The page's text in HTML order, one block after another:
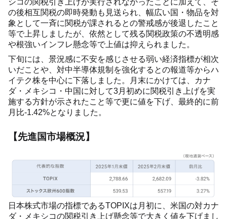
シコの関税引き上げが実行されなかったことに加えて、そ
の後相互関税の即時発動も見送られ、幅広い国・物品を対
象として一斉に関税が課されるとの警戒感が後退したこと
等で上昇しましたが、依然として残る関税政策の不透明感
や根強いインフレ懸念等で上値は抑えられました。
下旬には、景況感に不安を感じさせる弱い経済指標が相次
いだことや、対中半導体規制を強化するとの報道等からハ
イテク株を中心に下落しました。月末にかけては、カナ
ダ・メキシコ・中国に対して3月初めに関税引き上げを実
施する方針が示されたこと等で更に値を下げ、最終的に前
月比-1.42%となりました。
【先進国市場概況】
日本株式市場の指標であるTOPIXは月初に、米国の対カナ
ダ・メキシコの関税引き上げ懸念等で大きく値を下げまし